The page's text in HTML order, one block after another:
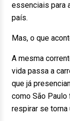
essenciais para
país.
Mas, o que
A mesma
vida passa a
que já
como São
respirar se